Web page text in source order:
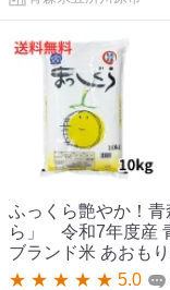
ふっくら艶やか！
ら」 令和7年度産
ブランド米 あおも
ク つややか 美味し
★ ★ ★ ★ ★ 5.0